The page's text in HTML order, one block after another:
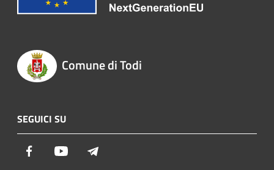
Comune di Todi
SEGUICI SU
Facebook Youtube